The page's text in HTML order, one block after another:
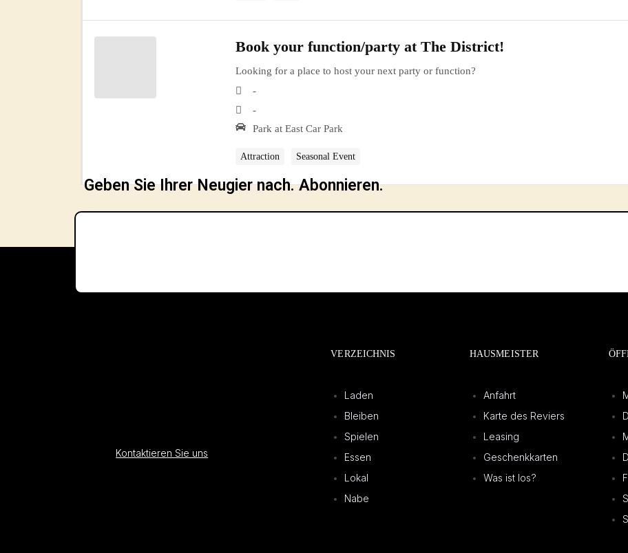
Book your function/party at The District!
Looking for a place to host your next party or function?
-
-
Park at East Car Park
Attraction Seasonal Event
Kontaktieren Sie uns
VERZEICHNIS
Laden
Bleiben
Spielen
Essen
Lokal
Nabe
HAUSMEISTER
Anfahrt
Karte des Reviers
Leasing
Geschenkkarten
Was ist los?